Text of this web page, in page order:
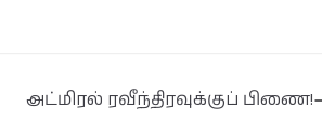
அட்மிரல் ரவீந்திரவுக்குப் பிணை!